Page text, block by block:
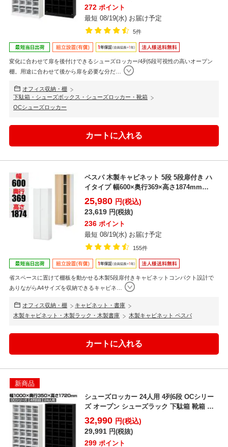
272 ポイント
最短 08/19(水) お届け予定
5件
変化に合わせて扉を後付けできるシューズロッカー/4列5段可視性の高いオープン
棚。用途に合わせて後から扉を必要な分だ…
オフィス収納・棚
下駄箱・シューズボックス・シューズロッカー・靴箱
OCシューズロッカー
ペスパ 木製キャビネット 5段 5段扉付き ハ
イタイプ 幅600×奥行369×高さ1874mm
【ホ...
25,980 円(税込)
23,619 円(税抜)
236 ポイント
最短 08/19(水) お届け予定
155件
省スペースに置けて棚板を動かせる木製5段扉付きキャビネットコンパクト設計で
ありながらA4サイズを収納できるキャビネ
オフィス収納・棚
キャビネット・書庫
木製キャビネット・木製ラック・木製書庫
木製キャビネット ペスパ
新商品
シューズロッカー 24人用 4列6段 OCシリー
ズ オープン シューズラック 下駄箱 靴箱 オ
フィス...
32,990 円(税込)
29,991 円(税抜)
299 ポイント